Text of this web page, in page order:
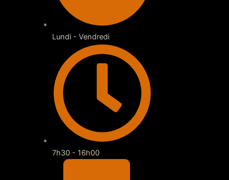
Lundi - Vendredi
7h30 - 16h00